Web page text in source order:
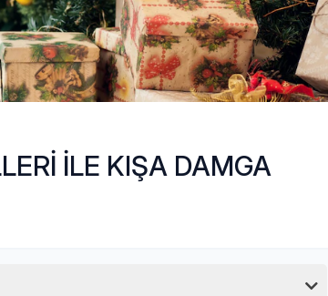
İLE KIŞA DAMGA